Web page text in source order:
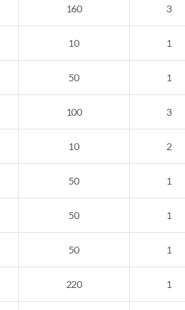
160 3
10 1
50 1
100 3
10 2
50 1
50 1
50 1
220 1